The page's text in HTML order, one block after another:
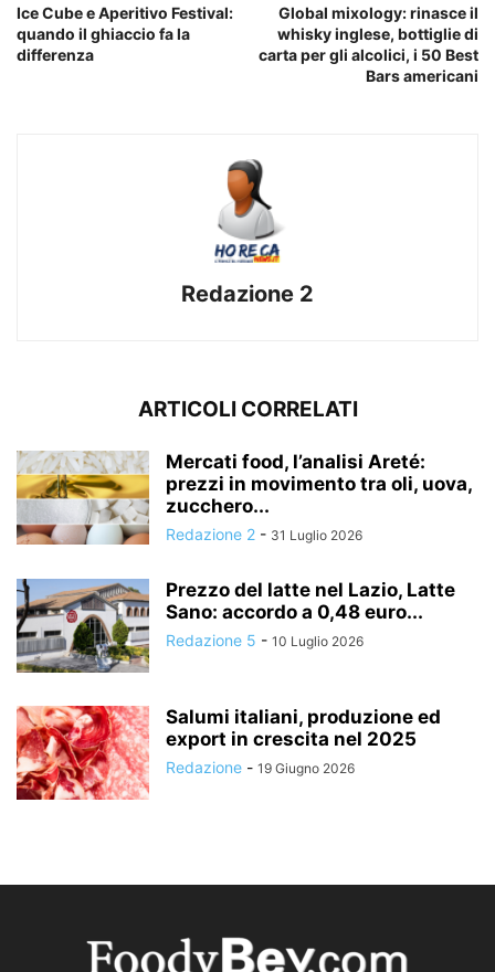
Ice Cube e Aperitivo Festival:
quando il ghiaccio fa la
differenza
Global mixology: rinasce il
whisky inglese, bottiglie di
carta per gli alcolici, i 50 Best
Bars americani
Redazione 2
ARTICOLI CORRELATI
Mercati food, l’analisi Areté:
prezzi in movimento tra oli, uova,
zucchero...
Redazione 2 - 31 Luglio 2026
Prezzo del latte nel Lazio, Latte
Sano: accordo a 0,48 euro...
Redazione 5 - 10 Luglio 2026
Salumi italiani, produzione ed
export in crescita nel 2025
Redazione - 19 Giugno 2026